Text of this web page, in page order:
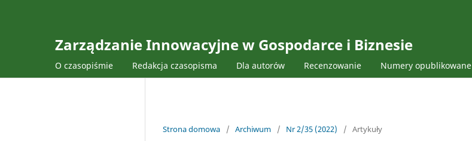
Zarządzanie Innowacyjne w Gospodarce i Biznesie
O czasopiśmie Redakcja czasopisma Dla autorów Recenzowanie Numery opublikowane
Strona domowa / Archiwum / Nr 2/35 (2022) / Artykuły